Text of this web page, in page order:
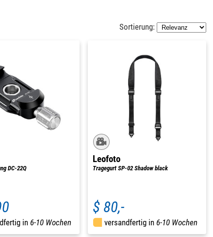
Sortierung:
DC-22Q
in 6-10 Wochen
Leofoto
Tragegurt SP-02 Shadow black
$ 80,-
versandfertig in 6-10 Wochen